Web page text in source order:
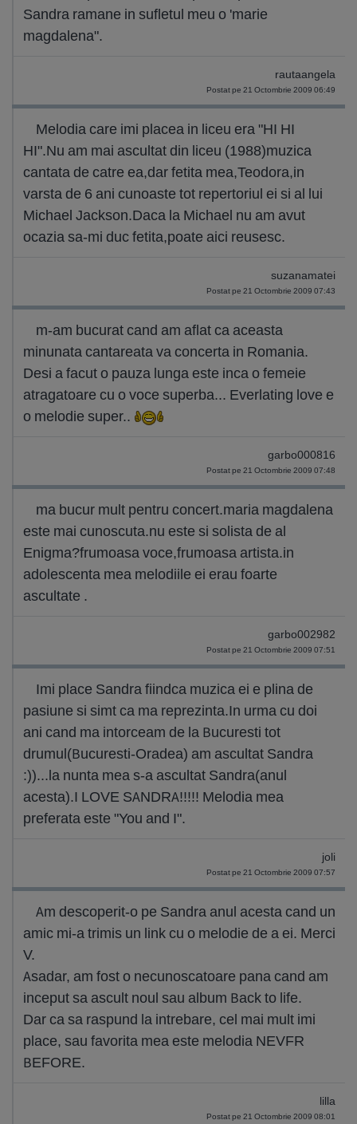
Sandra ramane in sufletul meu o 'marie
magdalena".
rautaangela
Postat pe 21 Octombrie 2009 06:49
Melodia care imi placea in liceu era "HI HI
HI".Nu am mai ascultat din liceu (1988)muzica
cantata de catre ea,dar fetita mea,Teodora,in
varsta de 6 ani cunoaste tot repertoriul ei si al lui
Michael Jackson.Daca la Michael nu am avut
ocazia sa-mi duc fetita,poate aici reusesc.
suzanamatei
Postat pe 21 Octombrie 2009 07:43
m-am bucurat cand am aflat ca aceasta
minunata cantareata va concerta in Romania.
Desi a facut o pauza lunga este inca o femeie
atragatoare cu o voce superba... Everlating love e
o melodie super..
garbo000816
Postat pe 21 Octombrie 2009 07:48
ma bucur mult pentru concert.maria magdalena
este mai cunoscuta.nu este si solista de al
Enigma?frumoasa voce,frumoasa artista.in
adolescenta mea melodiile ei erau foarte
ascultate .
garbo002982
Postat pe 21 Octombrie 2009 07:51
Imi place Sandra fiindca muzica ei e plina de
pasiune si simt ca ma reprezinta.In urma cu doi
ani cand ma intorceam de la Bucuresti tot
drumul(Bucuresti-Oradea) am ascultat Sandra
:))...la nunta mea s-a ascultat Sandra(anul
acesta).I LOVE SANDRA!!!!! Melodia mea
preferata este "You and I".
joli
Postat pe 21 Octombrie 2009 07:57
Am descoperit-o pe Sandra anul acesta cand un
amic mi-a trimis un link cu o melodie de a ei. Merci
V.
Asadar, am fost o necunoscatoare pana cand am
inceput sa ascult noul sau album Back to life.
Dar ca sa raspund la intrebare, cel mai mult imi
place, sau favorita mea este melodia NEVFR
BEFORE.
lilla
Postat pe 21 Octombrie 2009 08:01